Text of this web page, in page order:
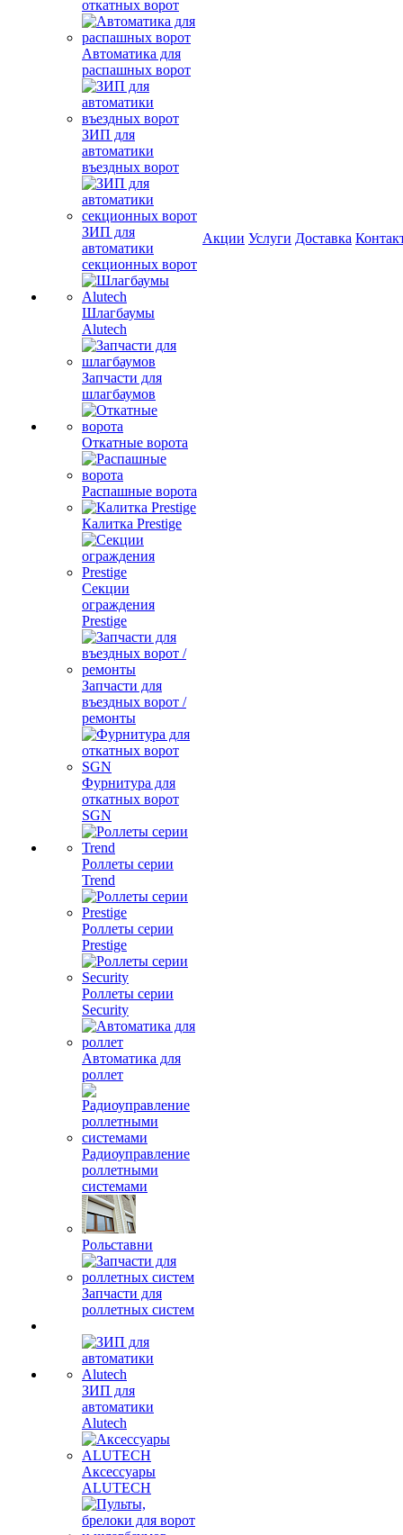
откатных ворот
Автоматика для
распашных ворот
ЗИП для
автоматики
въездных ворот
ЗИП для
автоматики
секционных ворот
Шлагбаумы
Alutech
Запчасти для
шлагбаумов
Откатные ворота
Распашные ворота
Калитка Prestige
Секции
ограждения
Prestige
Запчасти для
въездных ворот /
ремонты
Фурнитура для
откатных ворот
SGN
Роллеты серии
Trend
Роллеты серии
Prestige
Роллеты серии
Security
Автоматика для
роллет
Радиоуправление
роллетными
системами
Рольставни
Запчасти для
роллетных систем
ЗИП для
автоматики
Alutech
Аксессуары
ALUTECH
Акции Услуги Доставка